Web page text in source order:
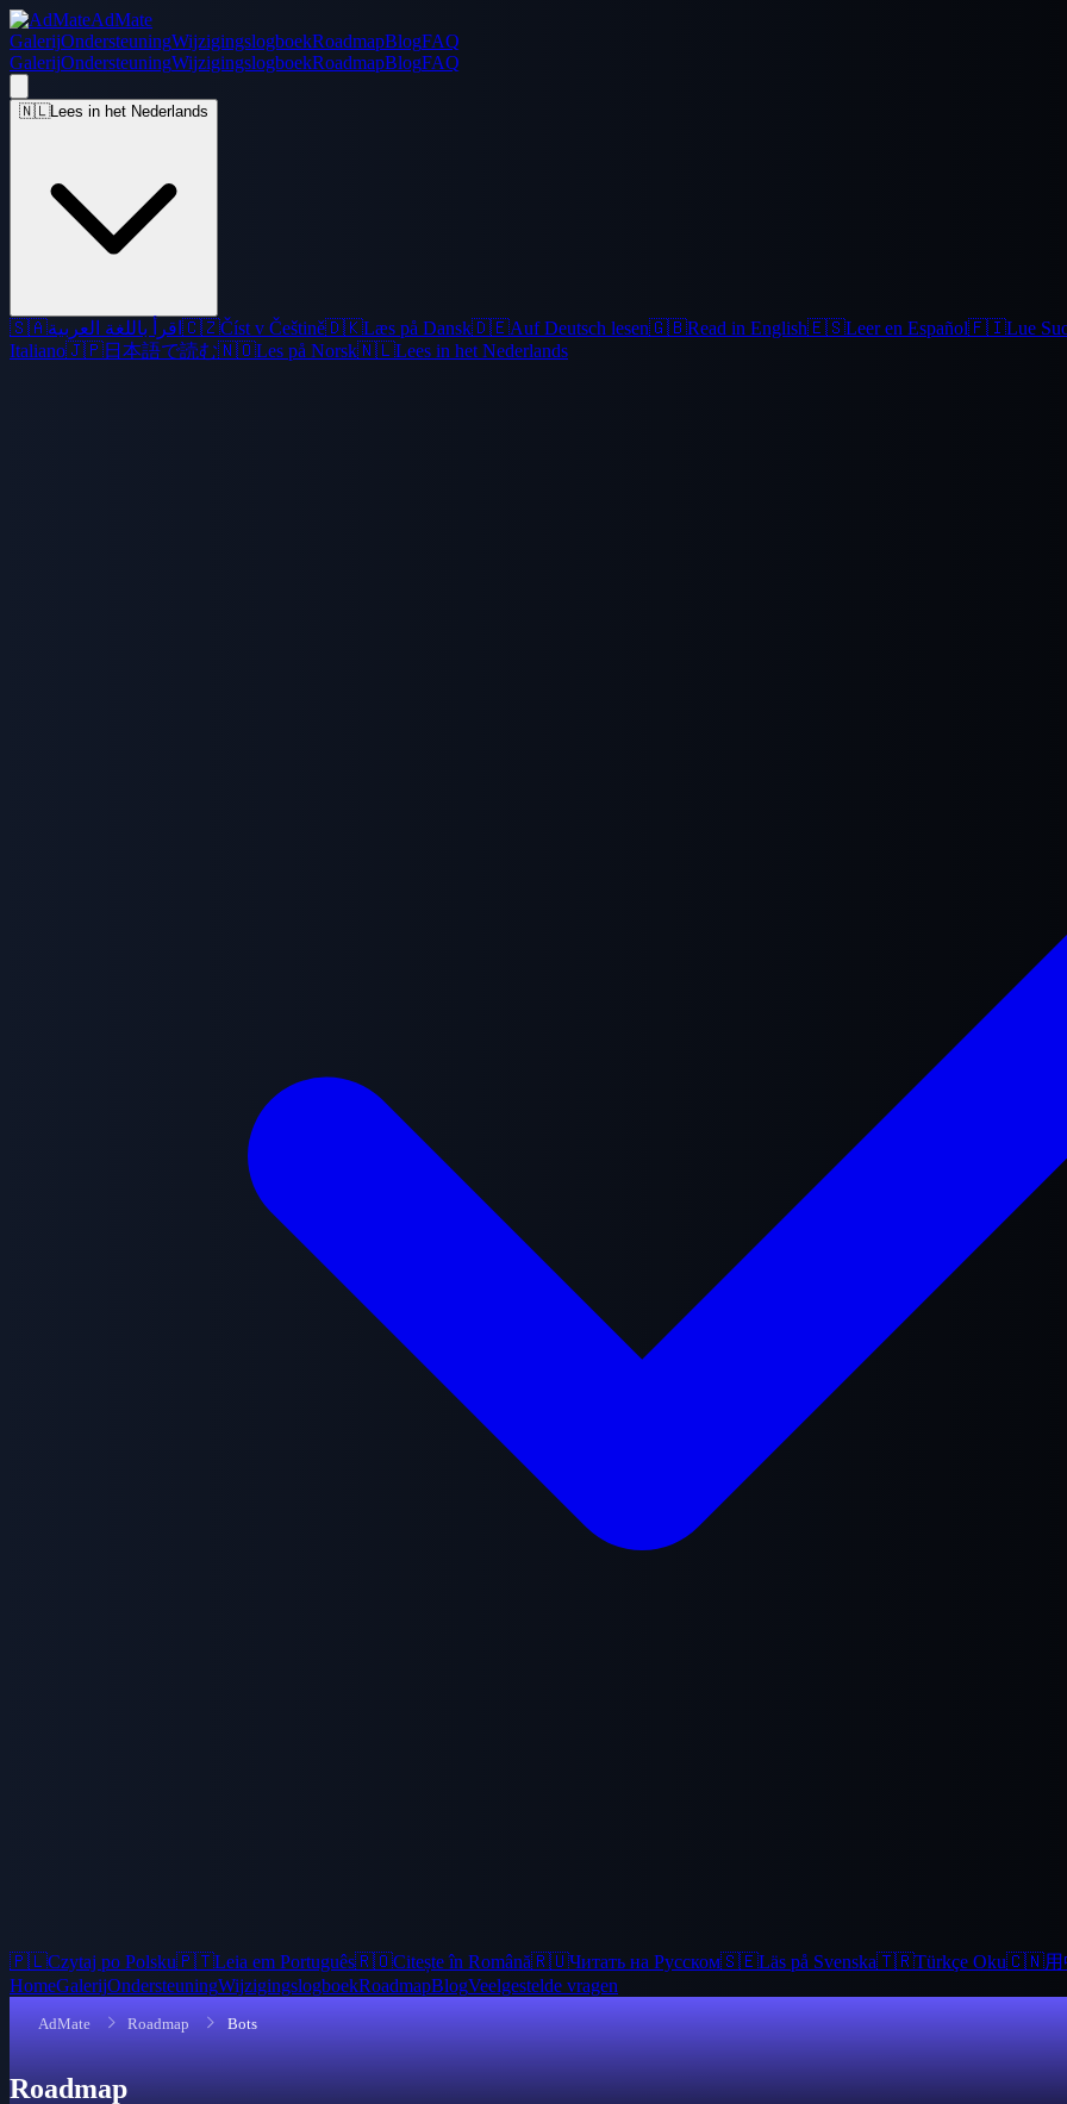
AdMate
GalerijOndersteuningWijzigingslogboekRoadmapBlogFAQ
GalerijOndersteuningWijzigingslogboekRoadmapBlogFAQ
🇳🇱Lees in het Nederlands
🇸🇦اقرأ باللغة العربية 🇨🇿Číst v Češtině🇩🇰Læs på Dansk🇩🇪Auf Deutsch lesen🇬🇧Read in English🇪🇸Leer en Español🇫🇮Lue
Italiano🇯🇵日本語で読む🇳🇴Les på Norsk🇳🇱Lees in het Nederlands
🇵🇱Czytaj po Polsku🇵🇹Leia em Português🇷🇴Citește în Română🇷🇺Читать на Русском🇸🇪Läs på Svenska🇹🇷Türkçe Oku🇨🇳
HomeGalerijOndersteuningWijzigingslogboekRoadmapBlogVeelgestelde vragen
AdMate Roadmap Bots
Roadmap